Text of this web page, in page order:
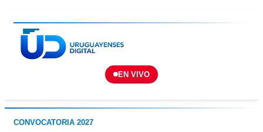
EN VIVO
CONVOCATORIA 2027